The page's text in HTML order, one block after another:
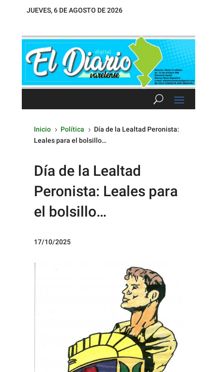
JUEVES, 6 DE AGOSTO DE 2026
Inicio 5 Política 5 Día de la Lealtad Peronista:
Leales para el bolsillo…
Día de la Lealtad
Peronista: Leales para
el bolsillo…
17/10/2025